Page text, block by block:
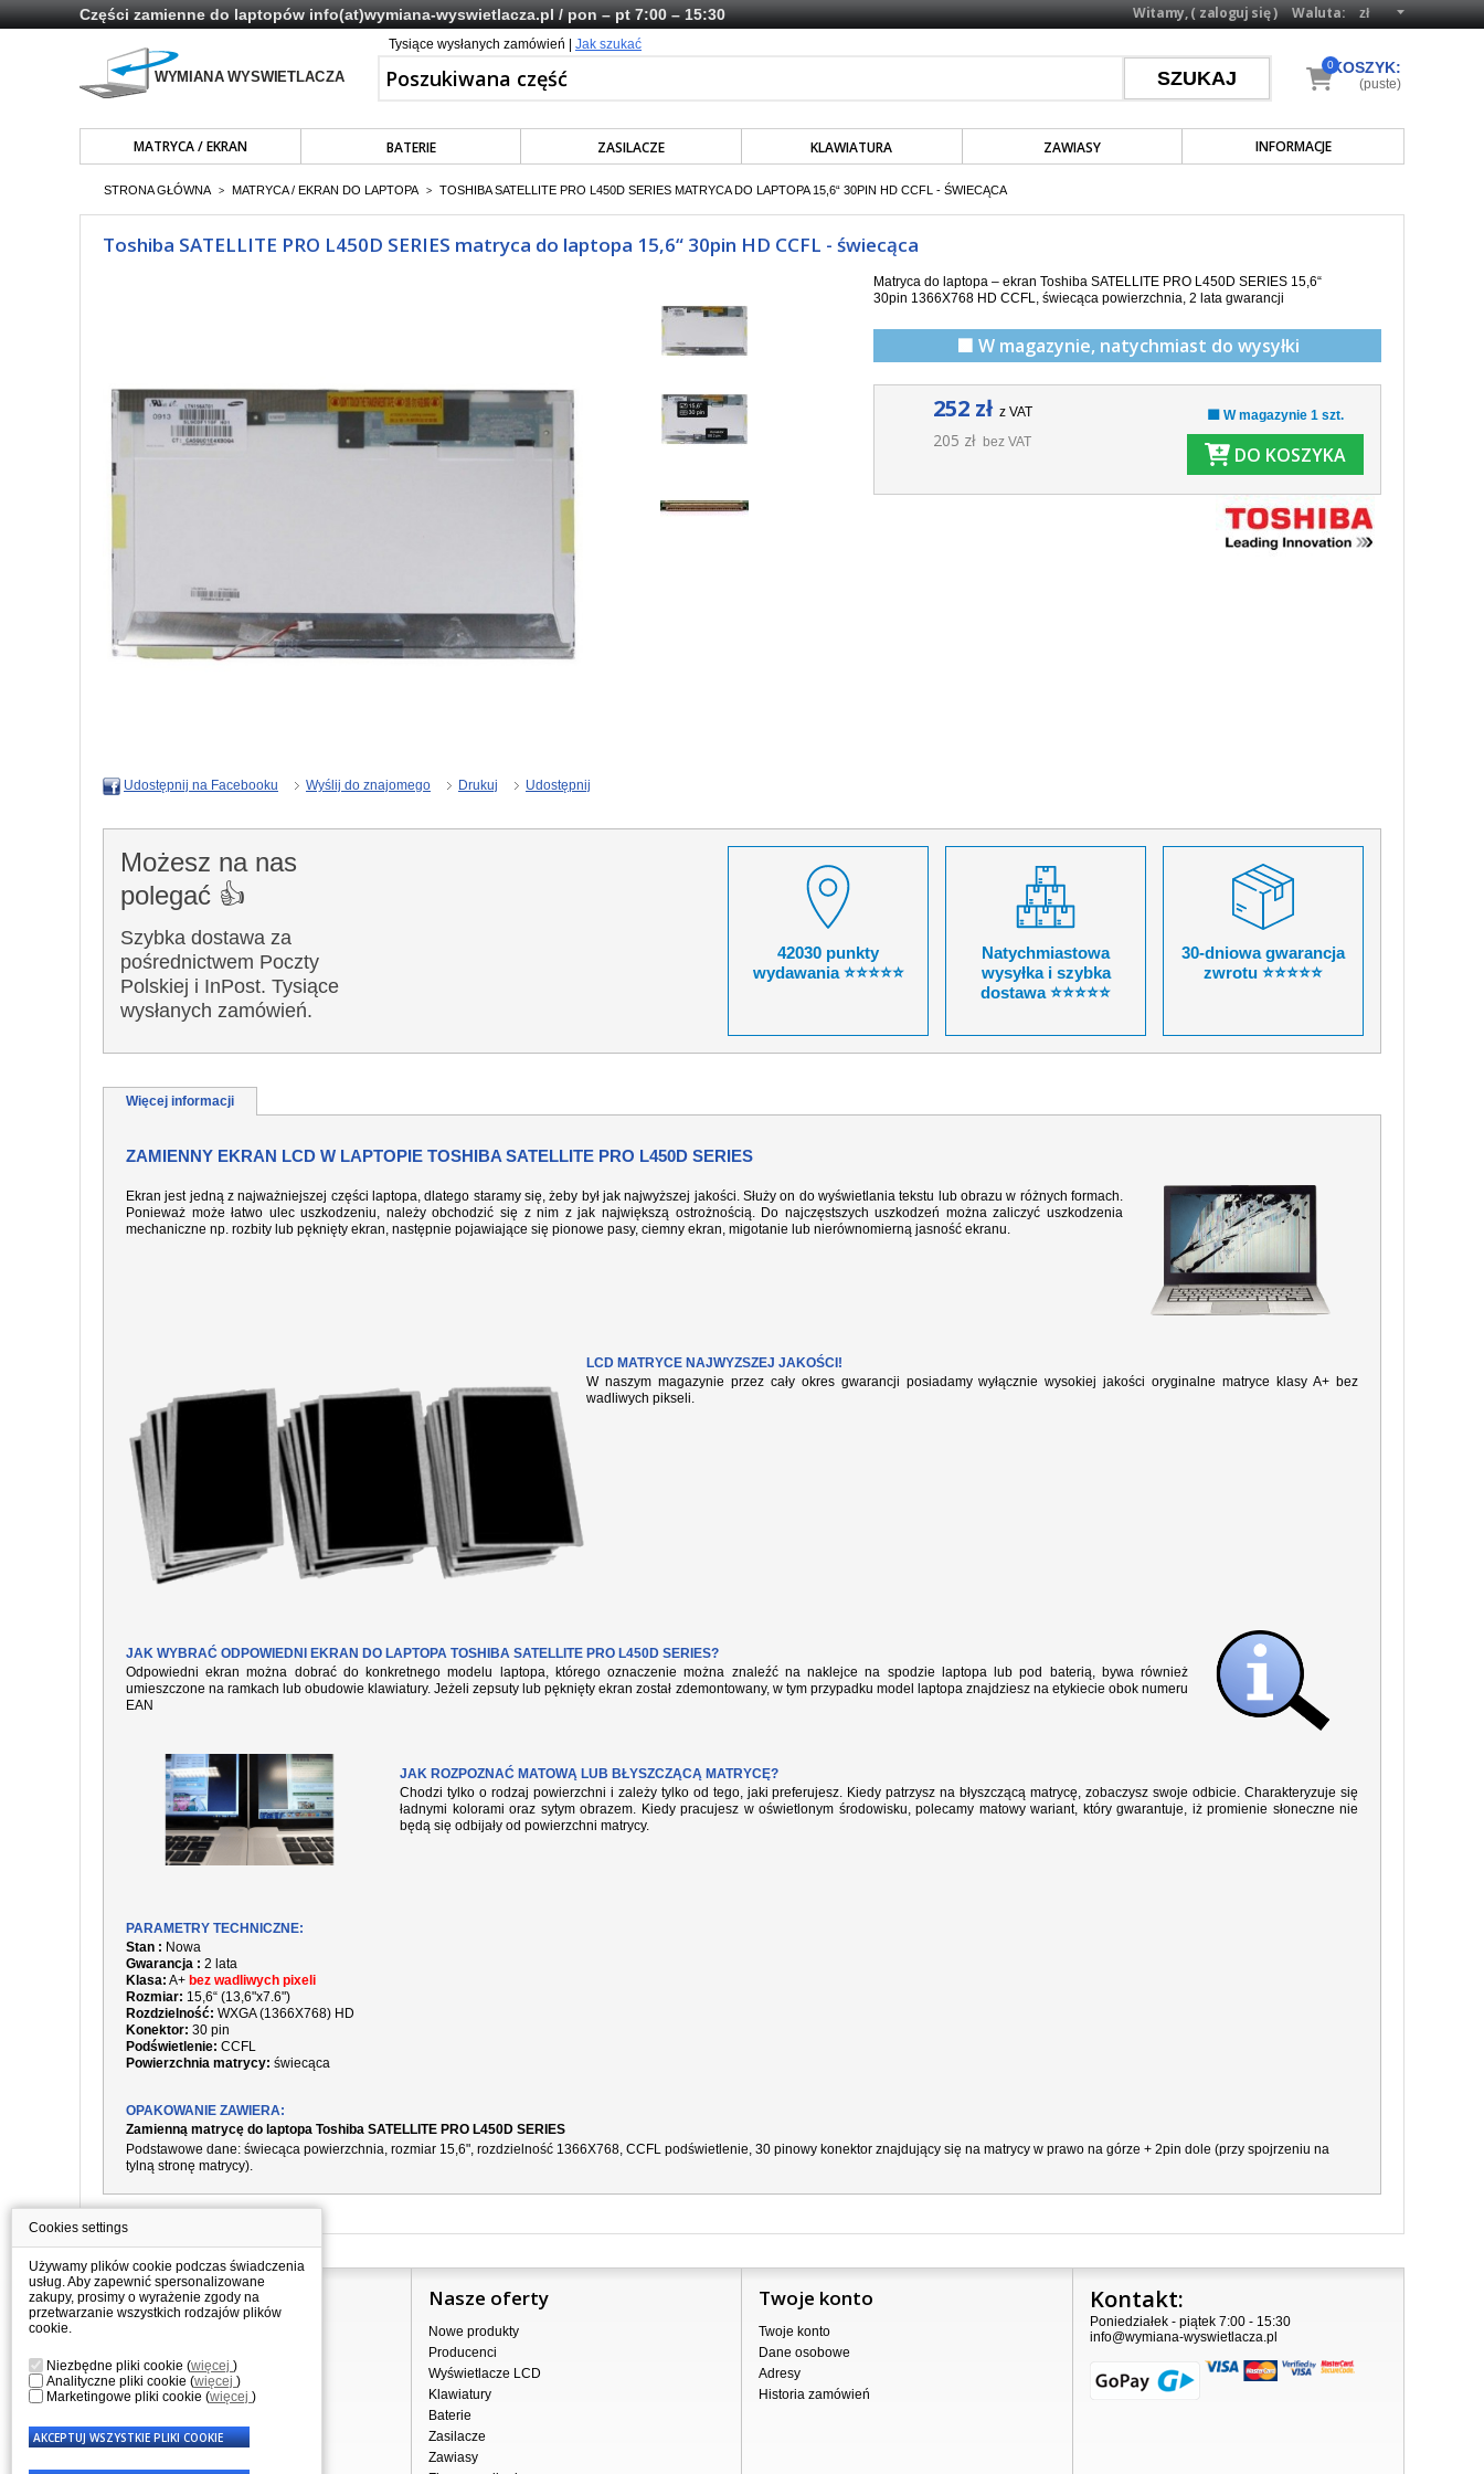
Części zamienne do laptopówinfo(at)wymiana-wyswietlacza.pl/ pon – pt 7:00 – 15:30 Waluta:
Witamy, (zaloguj się)
Tysiące wysłanych zamówień | Jak szukać
MATRYCA / EKRAN BATERIE ZASILACZE KLAWIATURA ZAWIASY INFORMACJE
KOSZYK:
0
(puste)
STRONA GŁÓWNA > MATRYCA / EKRAN DO LAPTOPA > TOSHIBA SATELLITE PRO L450D SERIES MATRYCA DO LAPTOPA 15,6“ 30PIN HD CCFL - ŚWIECĄCA
Toshiba SATELLITE PRO L450D SERIES matryca do laptopa 15,6“ 30pin HD CCFL - świecąca
Matryca do laptopa – ekran Toshiba SATELLITE PRO L450D SERIES 15,6“
30pin 1366X768 HD CCFL, świecąca powierzchnia, 2 lata gwarancji
🟩 W magazynie, natychmiast do wysyłki
252 zł z VAT
205 zł bez VAT
🟩 W magazynie 1 szt.
DO KOSZYKA
Udostępnij na Facebooku Wyślij do znajomego Drukuj Udostępnij
Możesz na nas
polegać 👍
Szybka dostawa za
pośrednictwem Poczty
Polskiej i InPost. Tysiące
wysłanych zamówień.
42030 punkty
wydawania ⭐⭐⭐⭐⭐
Natychmiastowa
wysyłka i szybka
dostawa ⭐⭐⭐⭐⭐
30-dniowa gwarancja
zwrotu ⭐⭐⭐⭐⭐
Więcej informacji
ZAMIENNY EKRAN LCD W LAPTOPIE TOSHIBA SATELLITE PRO L450D SERIES
Ekran jest jedną z najważniejszej części laptopa, dlatego staramy się, żeby był jak najwyższej jakości. Służy on do wyświetlania tekstu lub obrazu w różnych formach.
Ponieważ może łatwo ulec uszkodzeniu, należy obchodzić się z nim z jak największą ostrożnością. Do najczęstszych uszkodzeń można zaliczyć uszkodzenia
mechaniczne np. rozbity lub pęknięty ekran, następnie pojawiające się pionowe pasy, ciemny ekran, migotanie lub nierównomierną jasność ekranu.
LCD MATRYCE NAJWYZSZEJ JAKOŚCI!
W naszym magazynie przez cały okres gwarancji posiadamy wyłącznie wysokiej jakości oryginalne matryce klasy A+ bez
wadliwych pikseli.
JAK WYBRAĆ ODPOWIEDNI EKRAN DO LAPTOPA TOSHIBA SATELLITE PRO L450D SERIES?
Odpowiedni ekran można dobrać do konkretnego modelu laptopa, którego oznaczenie można znaleźć na naklejce na spodzie laptopa lub pod baterią, bywa również
umieszczone na ramkach lub obudowie klawiatury. Jeżeli zepsuty lub pęknięty ekran został zdemontowany, w tym przypadku model laptopa znajdziesz na etykiecie obok numeru
EAN
JAK ROZPOZNAĆ MATOWĄ LUB BŁYSZCZĄCĄ MATRYCĘ?
Chodzi tylko o rodzaj powierzchni i zależy tylko od tego, jaki preferujesz. Kiedy patrzysz na błyszczącą matrycę, zobaczysz swoje odbicie. Charakteryzuje się
ładnymi kolorami oraz sytym obrazem. Kiedy pracujesz w oświetlonym środowisku, polecamy matowy wariant, który gwarantuje, iż promienie słoneczne nie
będą się odbijały od powierzchni matrycy.
PARAMETRY TECHNICZNE:
Stan : Nowa
Gwarancja : 2 lata
Klasa: A+ bez wadliwych pixeli
Rozmiar: 15,6“ (13,6"x7.6")
Rozdzielność: WXGA (1366X768) HD
Konektor: 30 pin
Podświetlenie: CCFL
Powierzchnia matrycy: świecąca
OPAKOWANIE ZAWIERA:
Zamienną matrycę do laptopa Toshiba SATELLITE PRO L450D SERIES
Podstawowe dane: świecąca powierzchnia, rozmiar 15,6", rozdzielność 1366X768, CCFL podświetlenie, 30 pinowy konektor znajdujący się na matrycy w prawo na górze + 2pin dole (przy spojrzeniu na
tylną stronę matrycy).
Informacje
Sprzedaż hurtowa
Nota prawna
Przetwarzanie danych osobowych
Nasze oferty
Nowe produkty
Producenci
Wyświetlacze LCD
Klawiatury
Baterie
Zasilacze
Zawiasy
Twoje konto
Twoje konto
Dane osobowe
Adresy
Historia zamówień
Kontakt:
Poniedziałek - piątek 7:00 - 15:30
info@wymiana-wyswietlacza.pl
Cookies settings
Używamy plików cookie podczas świadczenia
usług. Aby zapewnić spersonalizowane
zakupy, prosimy o wyrażenie zgody na
przetwarzanie wszystkich rodzajów plików
cookie.
Niezbędne pliki cookie (więcej )
Analityczne pliki cookie (więcej )
Marketingowe pliki cookie (więcej )